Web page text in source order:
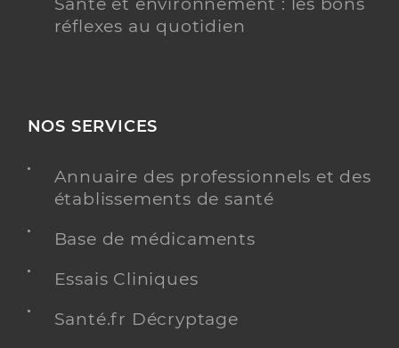
réflexes au quotidien
NOS SERVICES
Annuaire des professionnels et des
établissements de santé
Base de médicaments
Essais Cliniques
Santé.fr Décryptage